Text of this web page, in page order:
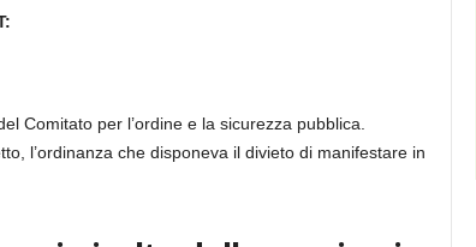
Comitato per l’ordine e la sicurezza pubblica.
l’ordinanza che disponeva il divieto di manifestare in